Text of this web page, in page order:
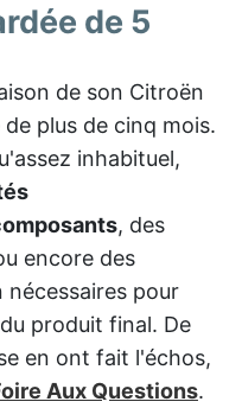
de 5
de son Citroën
plus de cinq mois.
inhabituel,
, des
encore des
pour
produit final. De
en ont fait l'échos,
Aux Questions.